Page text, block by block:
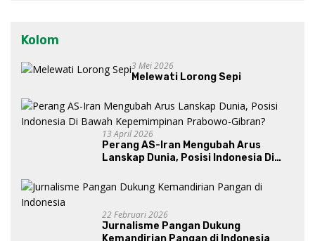
Kolom
3 Mei 2026
Melewati Lorong Sepi
13 April 2026
Perang AS-Iran Mengubah Arus
Lanskap Dunia, Posisi Indonesia Di
Gibran?
22 Februari 2026
Jurnalisme Pangan Dukung
Kemandirian Pangan di Indonesia